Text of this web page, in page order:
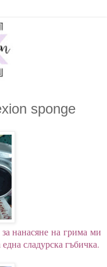
sponge
нанасяне на грима ми
сладурска гъбичка.